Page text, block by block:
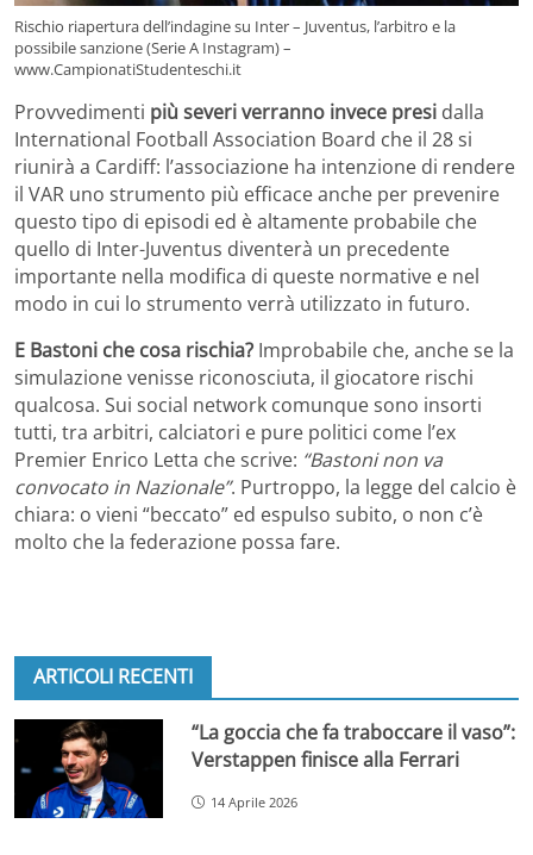
Rischio riapertura dell’indagine su Inter – Juventus, l’arbitro e la
possibile sanzione (Serie A Instagram) –
www.CampionatiStudenteschi.it
Provvedimenti più severi verranno invece presi dalla
International Football Association Board che il 28 si
riunirà a Cardiff: l’associazione ha intenzione di rendere
il VAR uno strumento più efficace anche per prevenire
questo tipo di episodi ed è altamente probabile che
quello di Inter-Juventus diventerà un precedente
importante nella modifica di queste normative e nel
modo in cui lo strumento verrà utilizzato in futuro.
E Bastoni che cosa rischia? Improbabile che, anche se la
simulazione venisse riconosciuta, il giocatore rischi
qualcosa. Sui social network comunque sono insorti
tutti, tra arbitri, calciatori e pure politici come l’ex
Premier Enrico Letta che scrive: “Bastoni non va
convocato in Nazionale”. Purtroppo, la legge del calcio è
chiara: o vieni “beccato” ed espulso subito, o non c’è
molto che la federazione possa fare.
ARTICOLI RECENTI
“La goccia che fa traboccare il vaso”:
Verstappen finisce alla Ferrari
14 Aprile 2026